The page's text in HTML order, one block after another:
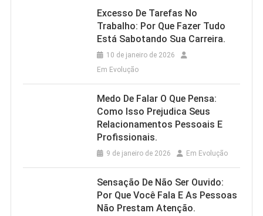
Excesso De Tarefas No
Trabalho: Por Que Fazer Tudo
Está Sabotando Sua Carreira.
10 de janeiro de 2026
Em Evolução
Medo De Falar O Que Pensa:
Como Isso Prejudica Seus
Relacionamentos Pessoais E
Profissionais.
9 de janeiro de 2026 Em Evolução
Sensação De Não Ser Ouvido:
Por Que Você Fala E As Pessoas
Não Prestam Atenção.